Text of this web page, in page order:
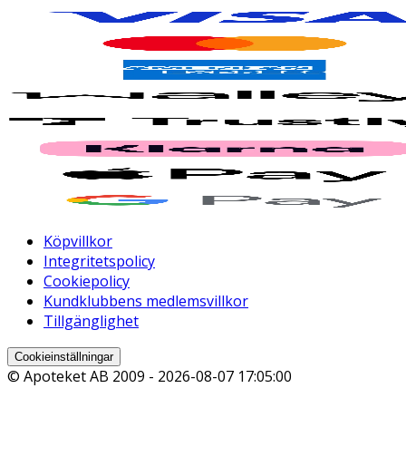
Köpvillkor
Integritetspolicy
Cookiepolicy
Kundklubbens medlemsvillkor
Tillgänglighet
Cookieinställningar
© Apoteket AB 2009 - 2026-08-07 17:05:00